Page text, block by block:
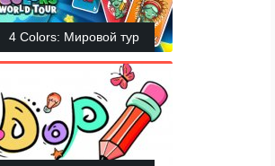
4 Colors: Мировой тур